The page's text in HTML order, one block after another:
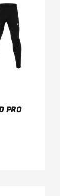
PRO